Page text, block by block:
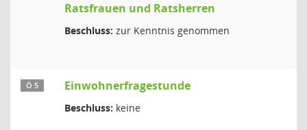
Ratsfrauen und Ratsherren
Beschluss: zur Kenntnis genommen
Ö 5 Einwohnerfragestunde
Beschluss: keine